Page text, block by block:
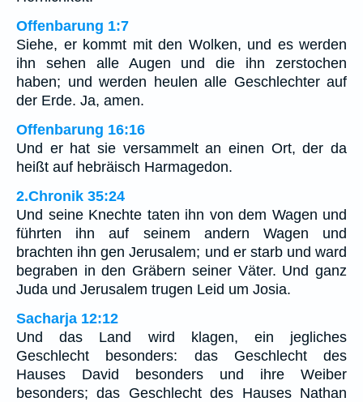
Offenbarung 1:7
Siehe, er kommt mit den Wolken, und es werden
ihn sehen alle Augen und die ihn zerstochen
haben; und werden heulen alle Geschlechter auf
der Erde. Ja, amen.
Offenbarung 16:16
Und er hat sie versammelt an einen Ort, der da
heißt auf hebräisch Harmagedon.
2.Chronik 35:24
Und seine Knechte taten ihn von dem Wagen und
führten ihn auf seinem andern Wagen und
brachten ihn gen Jerusalem; und er starb und ward
begraben in den Gräbern seiner Väter. Und ganz
Juda und Jerusalem trugen Leid um Josia.
Sacharja 12:12
Und das Land wird klagen, ein jegliches
Geschlecht besonders: das Geschlecht des
Hauses David besonders und ihre Weiber
besonders; das Geschlecht des Hauses Nathan